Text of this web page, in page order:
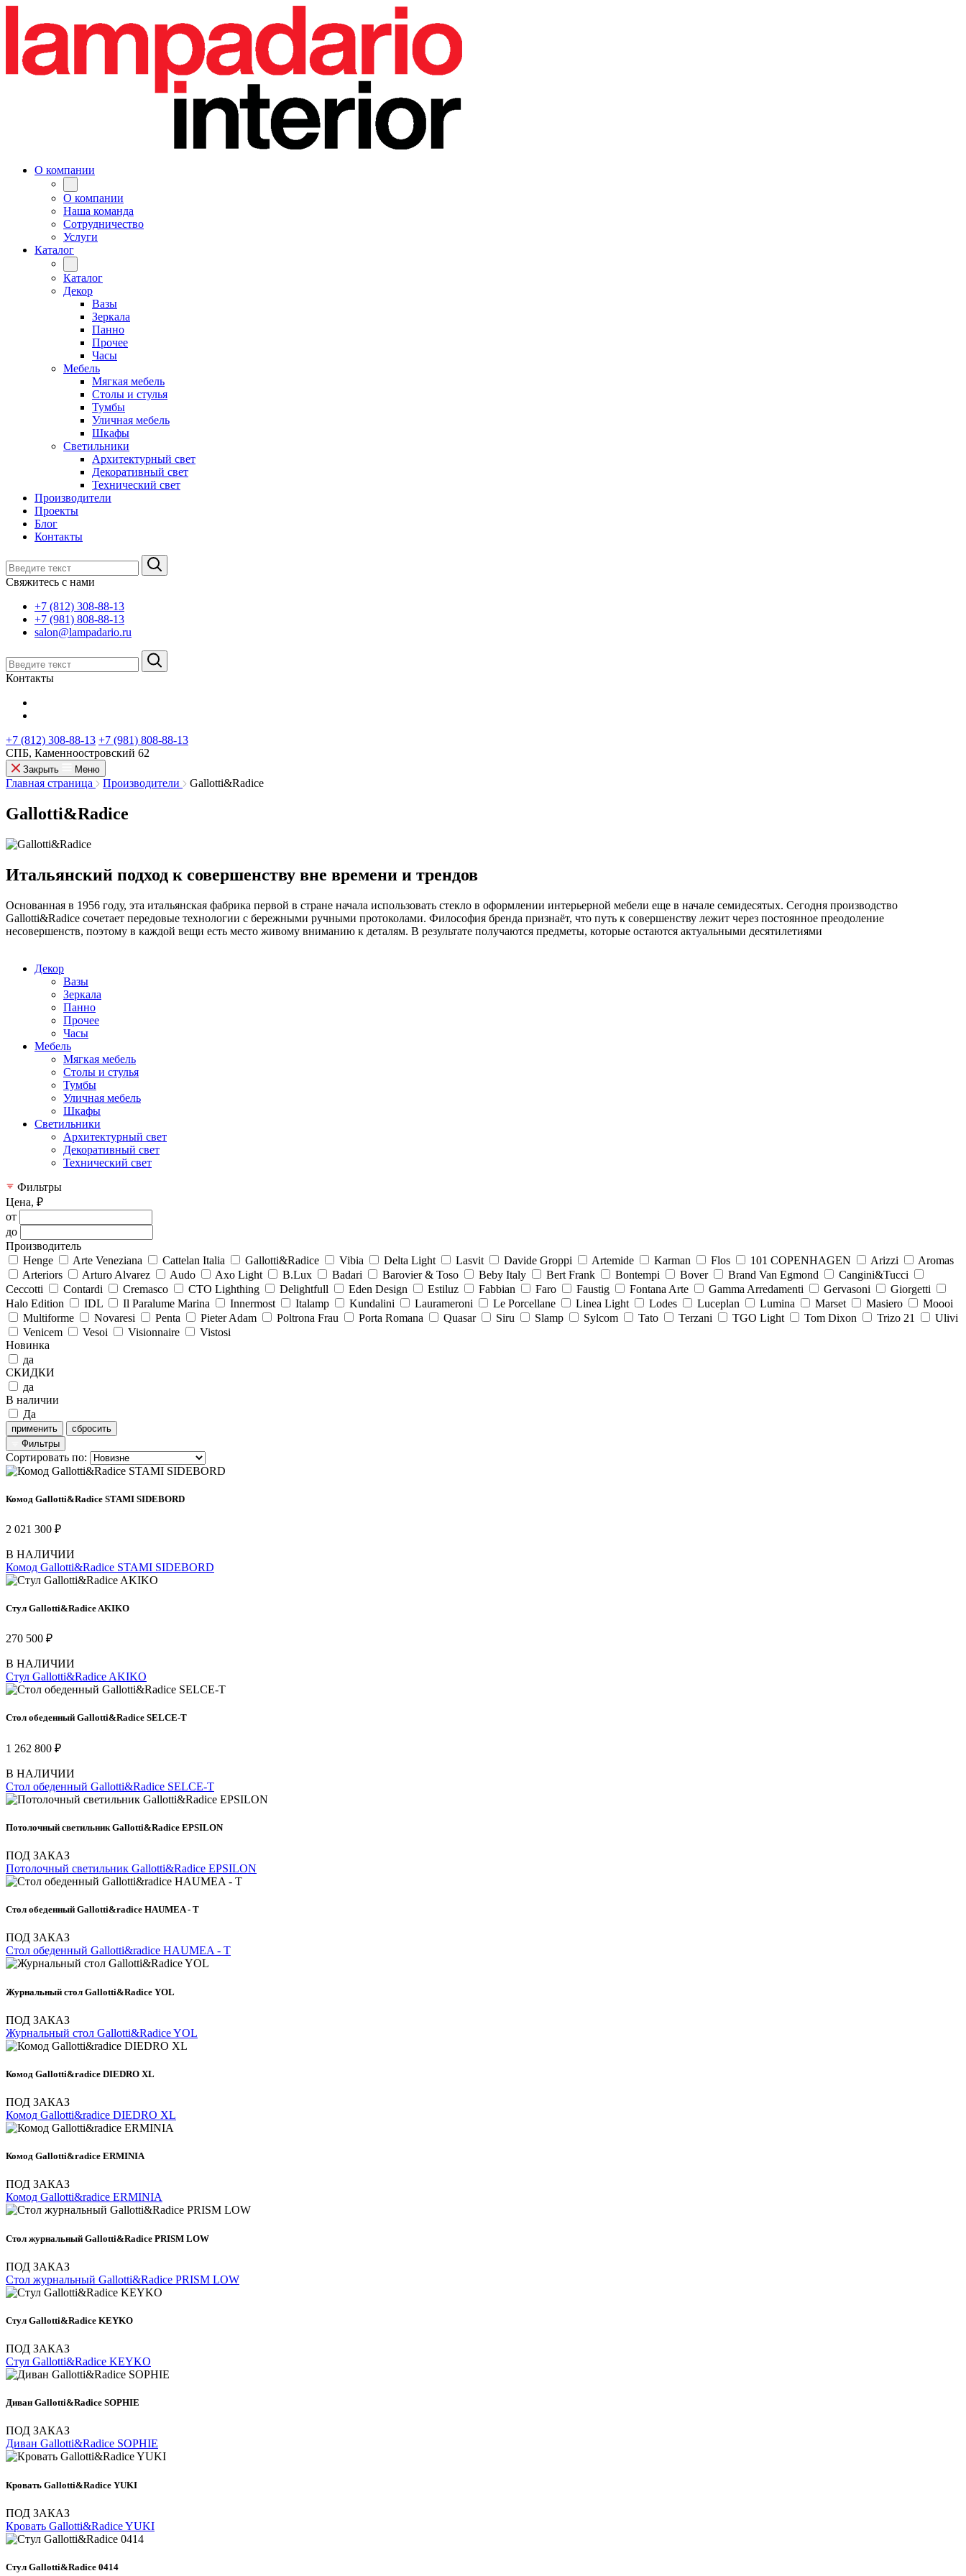
О компании
О компании
Наша команда
Сотрудничество
Услуги
Каталог
Каталог
Декор
Вазы
Зеркала
Панно
Прочее
Часы
Мебель
Мягкая мебель
Столы и стулья
Тумбы
Уличная мебель
Шкафы
Светильники
Архитектурный свет
Декоративный свет
Технический свет
Производители
Проекты
Блог
Контакты
Свяжитесь с нами
+7 (812) 308-88-13
+7 (981) 808-88-13
salon@lampadario.ru
Контакты
+7 (812) 308-88-13 +7 (981) 808-88-13
СПБ, Каменноостровский 62
Закрыть Меню
Главная страница Производители Gallotti&Radice
Gallotti&Radice
Итальянский подход к совершенству вне времени и трендов
Основанная в 1956 году, эта итальянская фабрика первой в стране начала использовать стекло в оформлении интерьерной мебели еще в начале семидесятых. Сегодня производство
Gallotti&Radice сочетает передовые технологии с бережными ручными протоколами. Философия бренда признаёт, что путь к совершенству лежит через постоянное преодоление
несовершенств, поэтому в каждой вещи есть место живому вниманию к деталям. В результате получаются предметы, которые остаются актуальными десятилетиями
Декор
Вазы
Зеркала
Панно
Прочее
Часы
Мебель
Мягкая мебель
Столы и стулья
Тумбы
Уличная мебель
Шкафы
Светильники
Архитектурный свет
Декоративный свет
Технический свет
Фильтры
Цена, ₽
от
до
Производитель
Henge
Arte Veneziana Cattelan Italia Gallotti&Radice Vibia Delta Light Lasvit Davide Groppi Artemide Karman Flos 101 COPENHAGEN Arizzi
Aromas
Arteriors
Arturo Alvarez Audo Axo Light B.Lux Badari Barovier & Toso Beby Italy Bert Frank Bontempi Bover Brand Van Egmond
Cangini&Tucci
Ceccotti
Contardi Cremasco CTO Lighthing Delightfull Eden Design Estiluz Fabbian Faro Faustig Fontana Arte Gamma Arredamenti Gervasoni
Giorgetti
Halo Edition
IDL Il Paralume Marina Innermost Italamp Kundalini Laurameroni Le Porcellane Linea Light Lodes Luceplan Lumina Marset Masiero
Moooi
Multiforme
Novaresi Penta Pieter Adam Poltrona Frau Porta Romana Quasar Siru Slamp Sylcom Tato Terzani TGO Light Tom Dixon Trizo 21
Ulivi
Venicem
Vesoi Visionnaire
Vistosi
Новинка
да
СКИДКИ
да
В наличии
Да
применить
сбросить
Фильтры
Сортировать по:
Комод Gallotti&Radice STAMI SIDEBORD
2 021 300 ₽
В НАЛИЧИИ
Комод Gallotti&Radice STAMI SIDEBORD
Стул Gallotti&Radice AKIKO
270 500 ₽
В НАЛИЧИИ
Стул Gallotti&Radice AKIKO
Стол обеденный Gallotti&Radice SELCE-T
1 262 800 ₽
В НАЛИЧИИ
Стол обеденный Gallotti&Radice SELCE-T
Потолочный светильник Gallotti&Radice EPSILON
ПОД ЗАКАЗ
Потолочный светильник Gallotti&Radice EPSILON
Стол обеденный Gallotti&radice HAUMEA - T
ПОД ЗАКАЗ
Стол обеденный Gallotti&radice HAUMEA - T
Журнальный стол Gallotti&Radice YOL
ПОД ЗАКАЗ
Журнальный стол Gallotti&Radice YOL
Комод Gallotti&radice DIEDRO XL
ПОД ЗАКАЗ
Комод Gallotti&radice DIEDRO XL
Комод Gallotti&radice ERMINIA
ПОД ЗАКАЗ
Комод Gallotti&radice ERMINIA
Стол журнальный Gallotti&Radice PRISM LOW
ПОД ЗАКАЗ
Стол журнальный Gallotti&Radice PRISM LOW
Стул Gallotti&Radice KEYKO
ПОД ЗАКАЗ
Стул Gallotti&Radice KEYKO
Диван Gallotti&Radice SOPHIE
ПОД ЗАКАЗ
Диван Gallotti&Radice SOPHIE
Кровать Gallotti&Radice YUKI
ПОД ЗАКАЗ
Кровать Gallotti&Radice YUKI
Стул Gallotti&Radice 0414